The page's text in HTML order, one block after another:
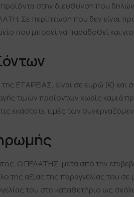
στην διεύθυνση που
Σε περίπτωση που δεν είναι
που μπορεί να παραδοθεί και
ΕΤΑΙΡΕΙΑΣ, είναι σε ευρώ (€)
τιμών προϊόντων χωρίς καμιά
εκάστοτε τιμές των
Ο ΠΕΛΑΤΗΣ, μετά από την
της αξίας της παραγγελίας του
του στο καταθετήριο ως